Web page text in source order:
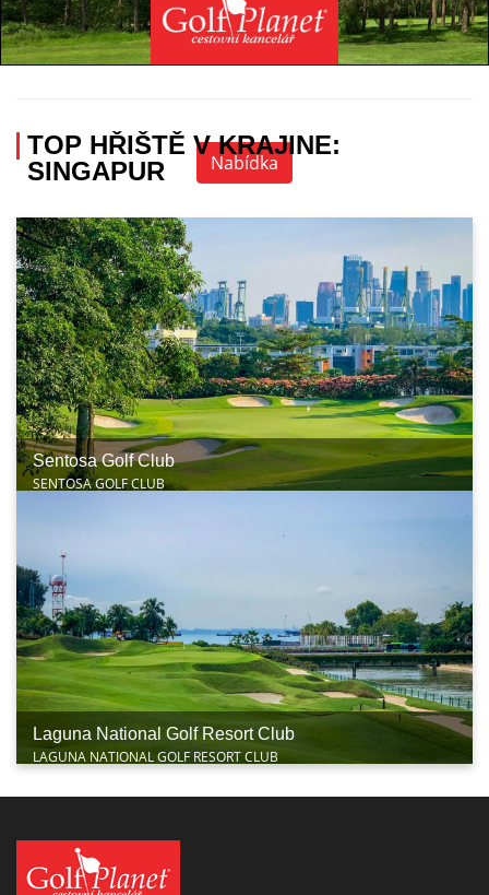
Nabídka
TOP HŘIŠTĚ V KRAJINE:
SINGAPUR
Sentosa Golf Club
SENTOSA GOLF CLUB
Laguna National Golf Resort Club
LAGUNA NATIONAL GOLF RESORT CLUB